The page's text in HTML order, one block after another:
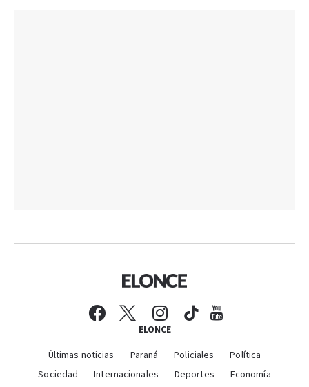
ELONCE
Últimas noticias Paraná Policiales
Política
Sociedad
Internacionales Deportes Economía